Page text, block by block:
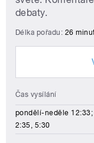
debaty.
Délka pořadu: 26
Čas vysílání
pondělí-neděle
2:35, 5:30